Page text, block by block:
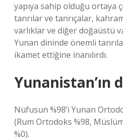
yapıya sahip olduğu ortaya
tanrılar ve tanrıçalar,
varlıklar ve diğer doğaüstü
Yunan dininde önemli
ikamet ettiğine inanılırdı.
Yunanistan’ın
Nüfusun %98’i Yunan
(Rum Ortodoks %98,
%0).